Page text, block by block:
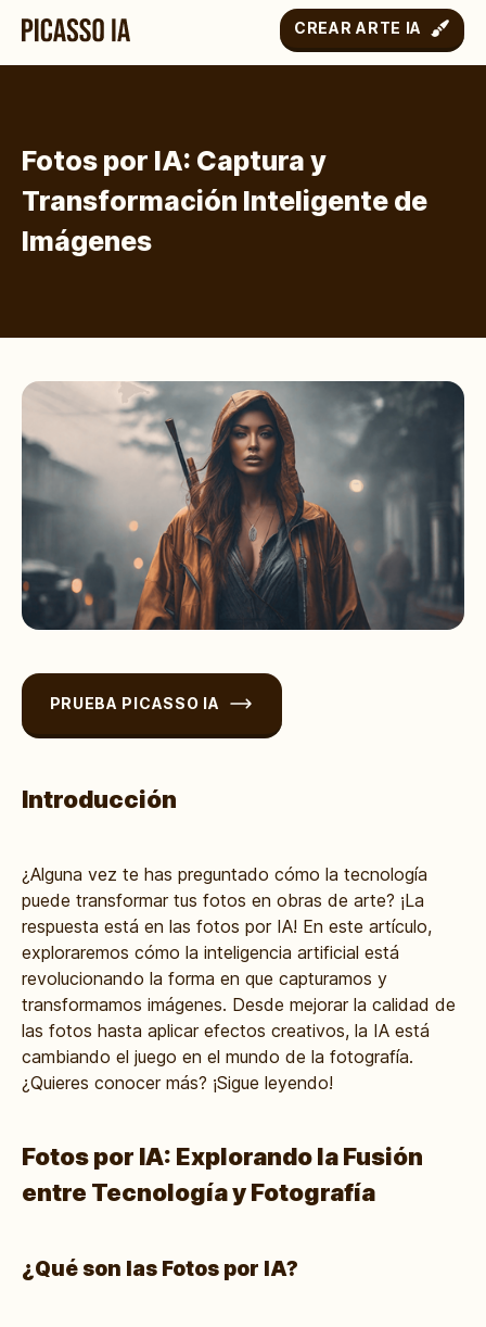
CREAR ARTE IA
Fotos por IA: Captura y
Transformación Inteligente de
Imágenes
PRUEBA PICASSO IA
Introducción
¿Alguna vez te has preguntado cómo la tecnología
puede transformar tus fotos en obras de arte? ¡La
respuesta está en las fotos por IA! En este artículo,
exploraremos cómo la inteligencia artificial está
revolucionando la forma en que capturamos y
transformamos imágenes. Desde mejorar la calidad de
las fotos hasta aplicar efectos creativos, la IA está
cambiando el juego en el mundo de la fotografía.
¿Quieres conocer más? ¡Sigue leyendo!
Fotos por IA: Explorando la Fusión
entre Tecnología y Fotografía
¿Qué son las Fotos por IA?